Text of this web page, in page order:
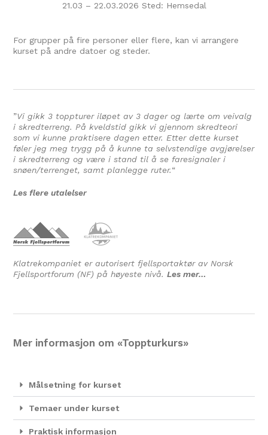
21.03 – 22.03.2026 Sted: Hemsedal
For grupper på fire personer eller flere, kan vi arrangere
kurset på andre datoer og steder.
”Vi gikk 3 toppturer iløpet av 3 dager og lærte om veivalg
i skredterreng. På kveldstid gikk vi gjennom skredteori
som vi kunne praktisere dagen etter. Etter dette kurset
føler jeg meg trygg på å kunne ta selvstendige avgjørelser
i skredterreng og være i stand til å se faresignaler i
snøen/terrenget, samt planlegge ruter.“
Les flere utalelser
Klatrekompaniet er autorisert fjellsportaktør av Norsk
Fjellsportforum (NF) på høyeste nivå.Les mer…
Mer informasjon om «Toppturkurs»
Målsetning for kurset
Temaer under kurset
Praktisk informasjon